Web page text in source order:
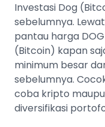
Investasi Dog
sebelumnya.
pantau harga
(Bitcoin) kapan
minimum besar
sebelumnya.
coba kripto
diversifikasi